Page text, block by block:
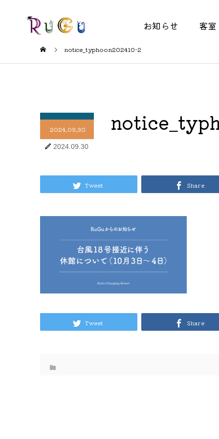
お知らせ 客室
notice_typhoon202410-2
2024.09.30
2024.09.30
Tweet Share
Tweet Share